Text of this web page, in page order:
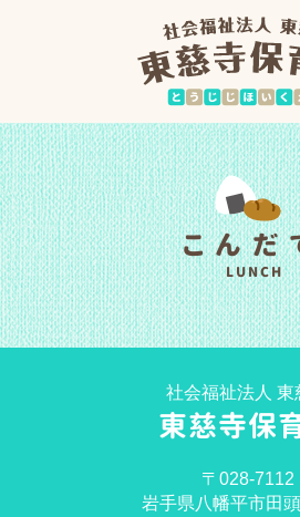
こんだ
LUNCH
社会福祉法人 東
東慈寺保
〒028-7112
岩手県八幡平市田